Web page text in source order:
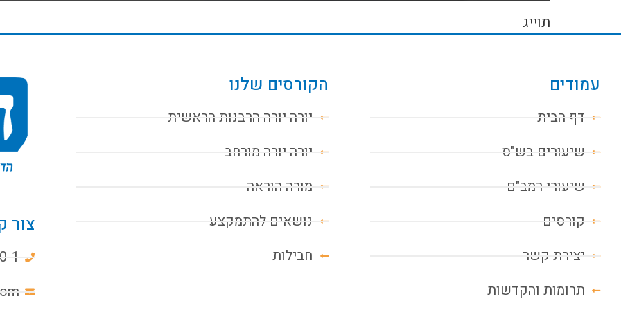
תוייג
עמודים
דף הבית
שיעורים בש"ס
שיעורי רמב"ם
קורסים
יצירת קשר
תרומות והקדשות
הקורסים שלנו
יורה יורה הרבנות הראשית
יורה יורה מורחב
מורה הוראה
נושאים להתמקצע
חבילות
צור
1